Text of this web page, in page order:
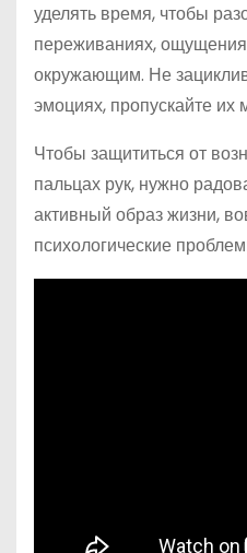
уделять время, чтобы
переживаниях,
окружающим. Не
эмоциях, пропускайте их
Чтобы защититься от
пальцах рук, нужно
активный образ жизни,
психологические